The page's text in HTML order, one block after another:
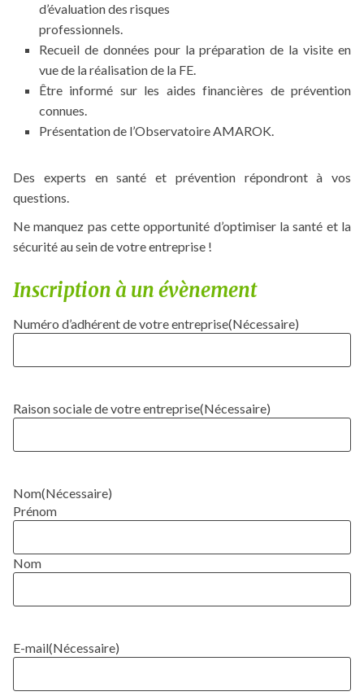
d’évaluation des risques
professionnels.
Recueil de données pour la préparation de la visite en
vue de la réalisation de la FE.
Être informé sur les aides financières de prévention
connues.
Présentation de l’Observatoire AMAROK.
Des experts en santé et prévention répondront à vos
questions.
Ne manquez pas cette opportunité d’optimiser la santé et la
sécurité au sein de votre entreprise !
Inscription à un évènement
Numéro d’adhérent de votre entreprise(Nécessaire)
Raison sociale de votre entreprise(Nécessaire)
Nom(Nécessaire)
Prénom
Nom
E-mail(Nécessaire)